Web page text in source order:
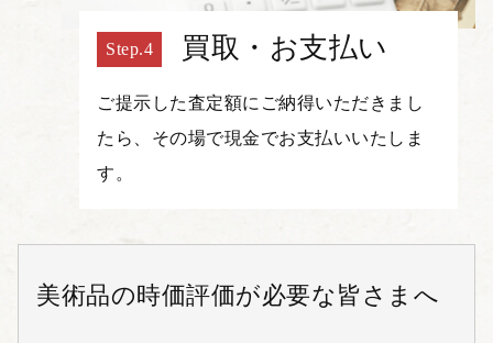
買取・お支払い
ご提示した査定額にご納得いただきまし
たら、その場で現金でお支払いいたしま
す。
美術品の時価評価が必要な皆さまへ